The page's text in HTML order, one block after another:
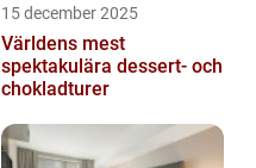
15 december 2025
Världens mest
spektakulära dessert- och
chokladturer